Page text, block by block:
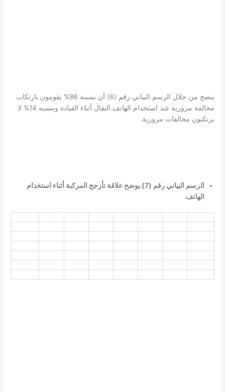
يتضح من خلال الرسم البياني رقم (6) أن بنسبة 86% يقومون بارتكاب
مخالفة مرورية عند استخدام الهاتف النقال أثناء القيادة وبنسبه 14% لا
يرتكبون مخالفات مرورية.
الرسم البياني رقم (7) يوضح علاقة تأرجح المركبة أثناء استخدام
الهاتف